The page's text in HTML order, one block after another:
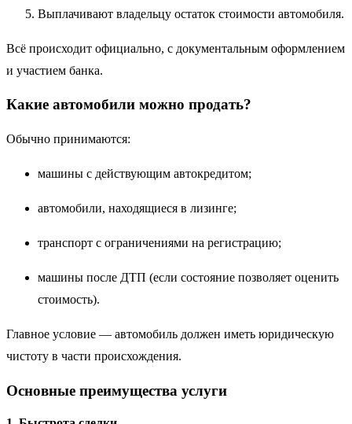
Выплачивают владельцу остаток стоимости автомобиля.
Всё происходит официально, с документальным оформлением
и участием банка.
Какие автомобили можно продать?
Обычно принимаются:
машины с действующим автокредитом;
автомобили, находящиеся в лизинге;
транспорт с ограничениями на регистрацию;
машины после ДТП (если состояние позволяет оценить
стоимость).
Главное условие — автомобиль должен иметь юридическую
чистоту в части происхождения.
Основные преимущества услуги